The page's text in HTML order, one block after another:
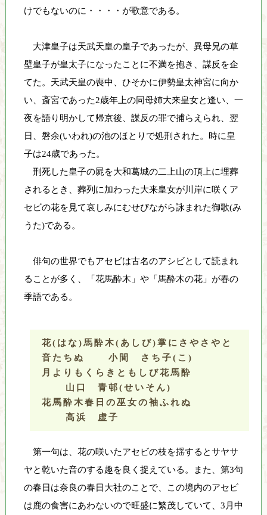
けでもないのに・・・・が歌意である。
大津皇子は天武天皇の皇子であったが、異母兄の草
壁皇子が皇太子になったことに不満を抱き、謀反を企
てた。天武天皇の喪中、ひそかに伊勢皇太神宮に向か
い、斎宮であった2歳年上の同母姉大来皇女と逢い、一
夜を語り明かして帰京後、謀反の罪で捕らえられ、翌
日、磐余(いわれ)の池のほとりで処刑された。時に皇
子は24歳であった。
刑死した皇子の屍を大和葛城の二上山の頂上に埋葬
されるとき、葬列に加わった大来皇女が川岸に咲くア
セビの花を見て哀しみにむせびながら詠まれた御歌(み
うた)である。
俳句の世界でもアセビは古名のアシビとして読まれ
ることが多く、「花馬酔木」や「馬酔木の花」が春の
季語である。
花(はな)馬酔木(あしび)掌にさやさやと
音たちぬ
小間 さち子(こ)
月よりもくらきともしび花馬酔
山口 青邨(せいそん)
花馬酔木春日の巫女の袖ふれぬ
高浜 虚子
第一句は、花の咲いたアセビの枝を揺するとサヤサ
ヤと乾いた音のする趣を良く捉えている。また、第3句
の春日は奈良の春日大社のことで、この境内のアセビ
は鹿の食害にあわないので旺盛に繁茂していて、3月中